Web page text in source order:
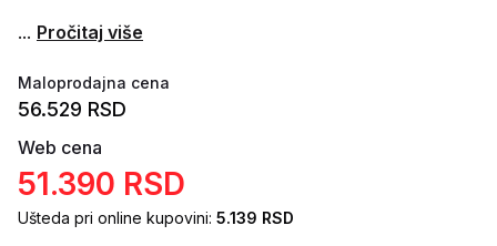
... Pročitaj više
Maloprodajna cena
56.529 RSD
Web cena
51.390 RSD
Ušteda pri online kupovini: 5.139 RSD